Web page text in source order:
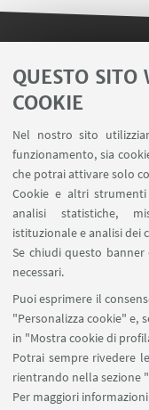
QUESTO
COOKIE
Nel nostro sito
funzionamento, sia
che potrai attivare solo
Cookie e altri
analisi statistiche,
istituzionale e analisi
Se chiudi questo
necessari.
Puoi esprimere il
"Personalizza cookie" e,
in "Mostra cookie di
Potrai sempre rivedere
rientrando nella sezione
Per maggiori informazioni
Proxy: